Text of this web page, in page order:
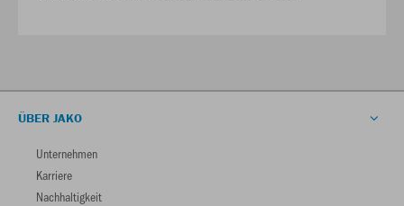
ÜBER JAKO
Unternehmen
Karriere
Nachhaltigkeit